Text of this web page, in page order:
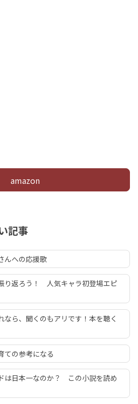
amazon
記事
んへの応援歌
り返ろう！ 人気キャラ初登場エピ
なら、聞くのもアリです！本を聴く
ての参考になる
は日本一なのか？ この小説を読め